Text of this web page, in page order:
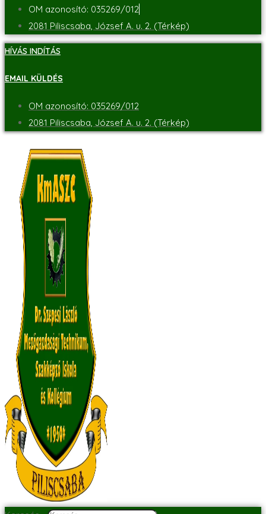
OM azonosító: 035269/012
2081 Piliscsaba, József A. u. 2. (Térkép)
HÍVÁS INDÍTÁS
EMAIL KÜLDÉS
OM azonosító: 035269/012
2081 Piliscsaba, József A. u. 2. (Térkép)